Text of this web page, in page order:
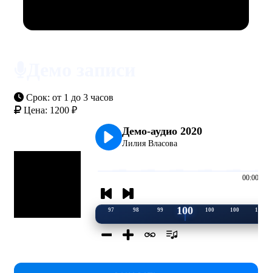
Срок: от 1 до 3 часов
Цена: 1200 ₽
Демо-аудио 2020
Лилия Власова
00:00
97 98 99 100 100 100 100